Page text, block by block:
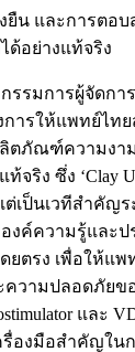
น และการตอบ
ด้อย่างแท้จริง
รรมการผู้จัดการ
การให้แพทย์ไท
ลิตภัณฑ์ความงา
จริง ซึ่ง ‘Clay
ต่เป็นเวทีสำคัญ
งค์ความรู้และป
ยตรง เพื่อให้แพ
วามปลอดภัยข
และ
รื่องมือสำคัญใน